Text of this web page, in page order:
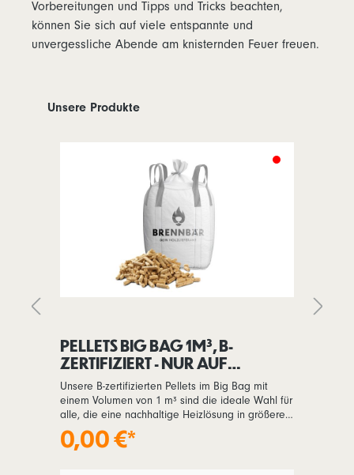
Vorbereitungen und Tipps und Tricks beachten,
können Sie sich auf viele entspannte und
unvergessliche Abende am knisternden Feuer freuen.
Unsere Produkte
PELLETS BIG BAG 1M³, B-
ZERTIFIZIERT - NUR AUF
ANFRAGE
Unsere B-zertifizierten Pellets im Big Bag mit
einem Volumen von 1 m³ sind die ideale Wahl für
alle, die eine nachhaltige Heizlösung in größerem
Umfang benötigen. Sie werden aus
naturbelassenen Holzresten aus nachhaltig
0,00 €*